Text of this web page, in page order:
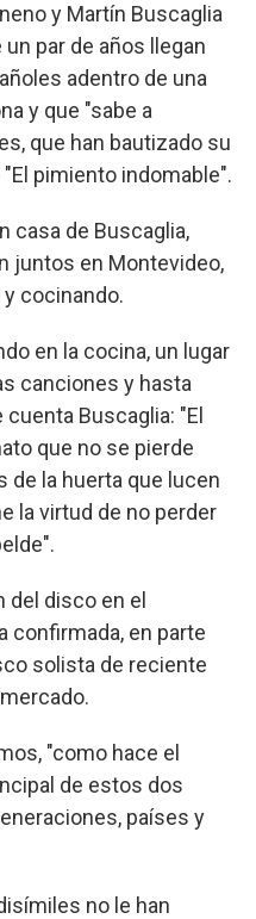
y Martín Buscaglia
par de años llegan
adentro de una
y que "sabe a
que han bautizado su
pimiento indomable".
casa de Buscaglia,
juntos en Montevideo,
cocinando.
en la cocina, un lugar
canciones y hasta
Buscaglia: "El
que no se pierde
de la huerta que lucen
la virtud de no perder
del disco en el
confirmada, en parte
solista de reciente
"como hace el
de estos dos
países y
no le han